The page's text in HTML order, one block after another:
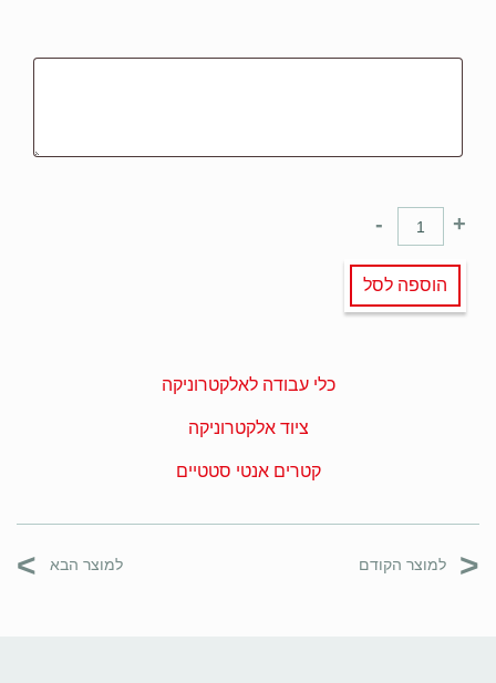
+
-
הוספה לסל
כלי עבודה לאלקטרוניקה
ציוד אלקטרוניקה
קטרים אנטי סטטיים
< למוצר הקודם למוצר הבא >